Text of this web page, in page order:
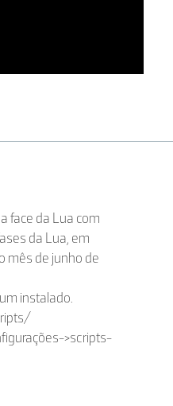
face da Lua com
da Lua, em
mês de junho de
instalado.
>scripts-